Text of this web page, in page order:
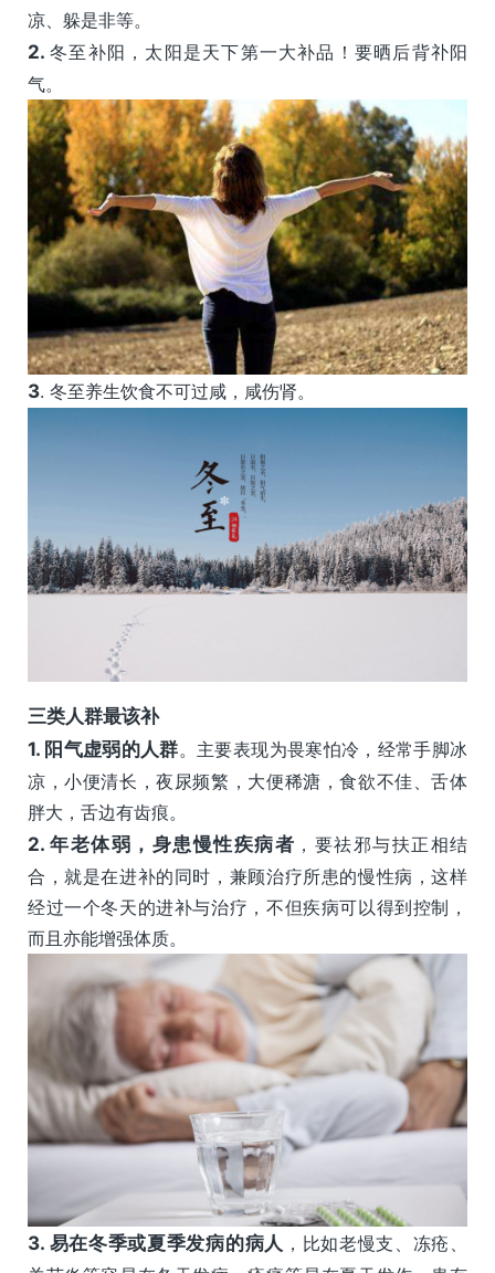
凉、躲是非等。
2.冬至补阳，太阳是天下第一大补品！要晒后背䃼阳
气。
3. 冬至养生饮食不可过咸，咸伤肾。
三类人群最该补
1. 阳气虚弱的人群。主要表现为畏寒怕冷，经常手脚冰
凉，小便清长，夜尿频繁，大便稀溏，食欲不佳、舌体
胖大，舌边有齿痕。
2.年老体弱，身患慢性疾病者 ，要祛邪与扶正相结
合，就是在进补的同时，兼顾治疗所患的慢性病，这样
经过一个冬天的进补与治疗，不但疾病可以得到控制，
而且亦能增强体质。
3. 易在冬季或夏季发病的病人 ，比如老慢支、冻疮、